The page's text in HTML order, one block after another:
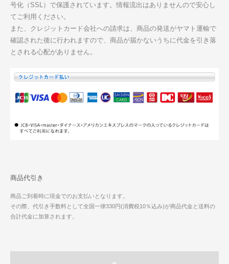
号化（SSL）で保護されています。情報流出はありませんので安心し
てご利用ください。
また、クレジットカード会社への請求は、商品の発送がヤマト運輸で
確認された後に行われますので、商品が届かないうちに代金を引き落
とされる心配がありません。
商品代引き
商品ご到着時に現金でのお支払いとなります。
その際、代引き手数料として全国一律330円(消費税10％込み)が商品代金と送料の
合計代金に加算されます。